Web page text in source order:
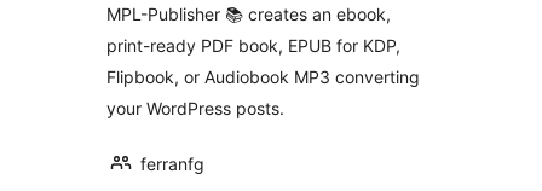
MPL-Publisher 📚 creates an ebook,
print-ready PDF book, EPUB for KDP,
Flipbook, or Audiobook MP3 converting
your WordPress posts.
ferranfg